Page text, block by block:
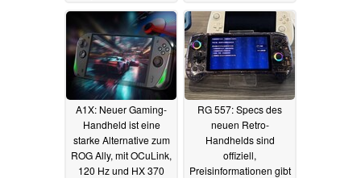
A1X: Neuer Gaming-
Handheld ist eine
starke Alternative zum
ROG Ally, mit OCuLink,
120 Hz und HX 370
RG 557: Specs des
neuen Retro-
Handhelds sind
offiziell,
Preisinformationen gibt